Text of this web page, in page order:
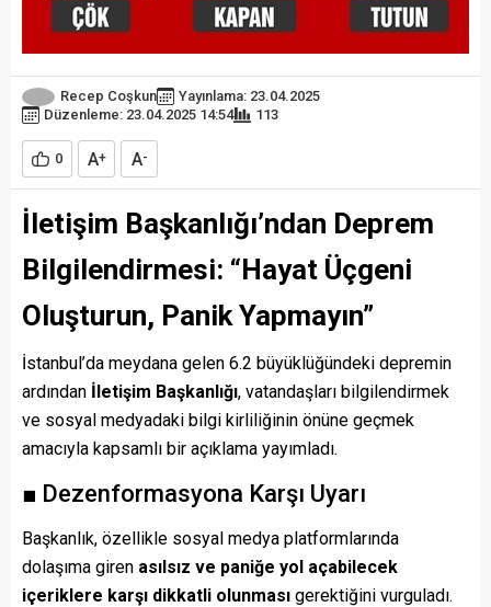
Recep Coşkun
Yayınlama: 23.04.2025
Düzenleme: 23.04.2025 14:54
113
0 A+ A-
İletişim Başkanlığı’ndan Deprem
Bilgilendirmesi: “Hayat Üçgeni
Oluşturun, Panik Yapmayın”
İstanbul’da meydana gelen 6.2 büyüklüğündeki depremin
ardından İletişim Başkanlığı, vatandaşları bilgilendirmek
ve sosyal medyadaki bilgi kirliliğinin önüne geçmek
amacıyla kapsamlı bir açıklama yayımladı.
■ Dezenformasyona Karşı Uyarı
Başkanlık, özellikle sosyal medya platformlarında
dolaşıma giren asılsız ve paniğe yol açabilecek
içeriklere karşı dikkatli olunması gerektiğini vurguladı.